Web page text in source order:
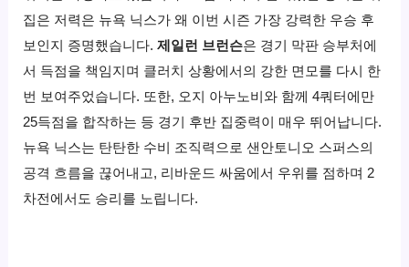
집은 저력은 뉴욕 닉스가 왜 이번 시즌 가장 강력한 우승 후
보인지 증명했습니다.제일런 브런슨은 경기 막판 승부처에
서 득점을 책임지며 클러치 상황에서의 강한 면모를 다시 한
번 보여주었습니다. 또한, 오지 아누노비와 함께 4쿼터에만
25득점을 합작하는 등 경기 후반 집중력이 매우 뛰어납니다.
뉴욕 닉스는 탄탄한 수비 조직력으로 샌안토니오 스퍼스의
공격 흐름을 끊어내고, 리바운드 싸움에서 우위를 점하며 2
차전에서도 승리를 노립니다.